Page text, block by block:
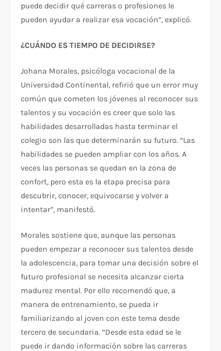
puede decidir qué carreras o profesiones le
pueden ayudar a realizar esa vocación”, explicó.
¿CUÁNDO ES TIEMPO DE DECIDIRSE?
Johana Morales, psicóloga vocacional de la
Universidad Continental, refirió que un error muy
común que cometen los jóvenes al reconocer sus
talentos y su vocación es creer que solo las
habilidades desarrolladas hasta terminar el
colegio son las que determinarán su futuro. “Las
habilidades se pueden ampliar con los años. A
veces las personas se quedan en la zona de
confort, pero esta es la etapa precisa para
descubrir, conocer, equivocarse y volver a
intentar”, manifestó.
Morales sostiene que, aunque las personas
pueden empezar a reconocer sus talentos desde
la adolescencia, para tomar una decisión sobre el
futuro profesional se necesita alcanzar cierta
madurez mental. Por ello recomendó que, a
manera de entrenamiento, se pueda ir
familiarizando al joven con este tema desde
tercero de secundaria. “Desde esta edad se le
puede ir dando información sobre las carreras